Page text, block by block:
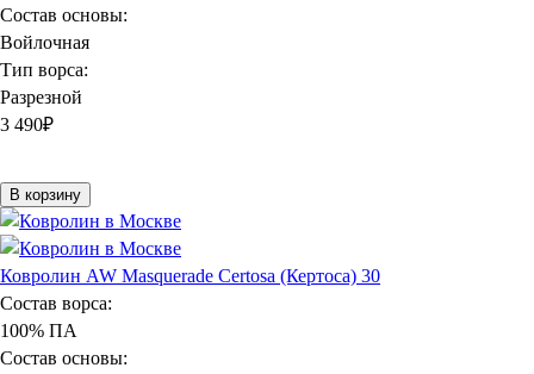
Состав основы:
Войлочная
Тип ворса:
Разрезной
3 490₽
В корзину
Ковролин AW Masquerade Certosa (Кертоса) 30
Состав ворса:
100% ПА
Состав основы: